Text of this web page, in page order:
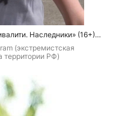
Наследники» (16+)…
(экстремистская
территории РФ)